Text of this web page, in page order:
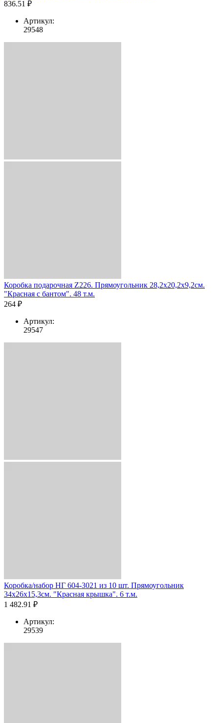
836.51 ₽
Артикул:
29548
Коробка подарочная Z226. Прямоугольник 28,2х20,2х9,2см.
"Красная с бантом". 48 т.м.
264 ₽
Артикул:
29547
Коробка/набор НГ 604-3021 из 10 шт. Прямоугольник
34х26х15,3см. "Красная крышка". 6 т.м.
1 482.91 ₽
Артикул:
29539